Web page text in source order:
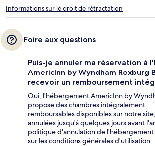
Informations sur le droit de rétractation
Foire aux questions
Puis-je annuler ma réservation à
AmericInn by Wyndham Rexburg
recevoir un remboursement
Oui, l'hébergement AmericInn by
propose des chambres intégralement
remboursables disponibles sur notre
annulées jusqu'à quelques jours avant
politique d'annulation de
sur les conditions générales d'utilisation.